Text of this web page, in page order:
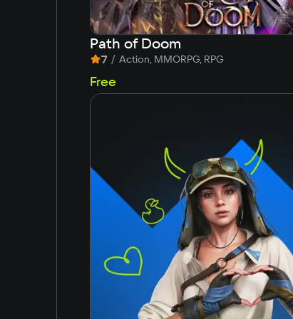
Path of Doom
7 / Action, MMORPG, RPG
Free